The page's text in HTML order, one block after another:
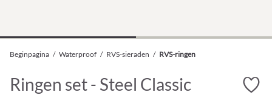
Beginpagina / Waterproof / RVS-sieraden / RVS-ringen
Ringen set - Steel Classic